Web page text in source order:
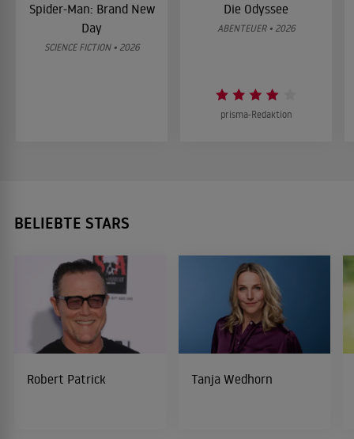
Spider-Man: Brand New
Day
SCIENCE FICTION • 2026
Die Odyssee
ABENTEUER • 2026
prisma-Redaktion
BELIEBTE STARS
Robert Patrick Tanja Wedhorn